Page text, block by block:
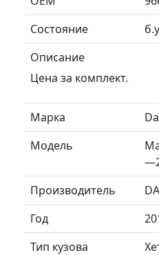
Состояние
б.у
Описание
Цена за комплект.
Марка
Модель
Производитель
Год
Тип кузова